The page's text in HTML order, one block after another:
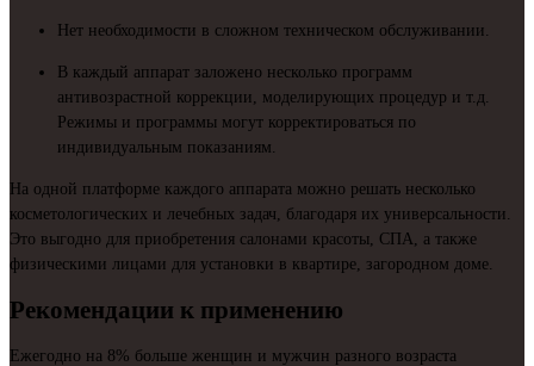
Нет необходимости в сложном техническом обслуживании.
В каждый аппарат заложено несколько программ
антивозрастной коррекции, моделирующих процедур и т.д.
Режимы и программы могут корректироваться по
индивидуальным показаниям.
На одной платформе каждого аппарата можно решать несколько
косметологических и лечебных задач, благодаря их универсальности.
Это выгодно для приобретения салонами красоты, СПА, а также
физическими лицами для установки в квартире, загородном доме.
Рекомендации к применению
Ежегодно на 8% больше женщин и мужчин разного возраста